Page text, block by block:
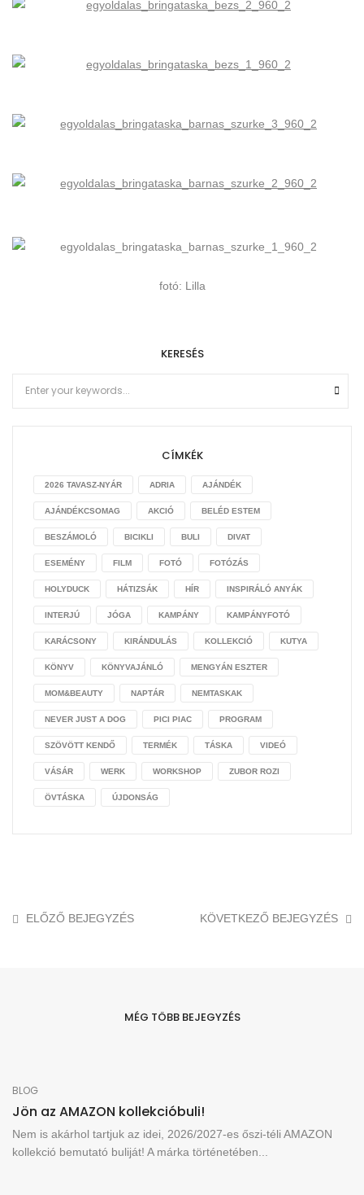
fotó: Lilla
KERESÉS
CÍMKÉK
2026 TAVASZ-NYÁR ADRIA AJÁNDÉK
AJÁNDÉKCSOMAG AKCIÓ BELÉD ESTEM
BESZÁMOLÓ BICIKLI BULI DIVAT
ESEMÉNY FILM FOTÓ FOTÓZÁS
HOLYDUCK HÁTIZSÁK HÍR INSPIRÁLÓ ANYÁK
INTERJÚ JÓGA KAMPÁNY KAMPÁNYFOTÓ
KARÁCSONY KIRÁNDULÁS KOLLEKCIÓ KUTYA
KÖNYV KÖNYVAJÁNLÓ MENGYÁN ESZTER
MOM&BEAUTY NAPTÁR NEMTASKAK
NEVER JUST A DOG PICI PIAC PROGRAM
SZÖVÖTT KENDŐ TERMÉK TÁSKA VIDEÓ
VÁSÁR WERK WORKSHOP ZUBOR ROZI
ÖVTÁSKA ÚJDONSÁG
ELŐZŐ BEJEGYZÉS KÖVETKEZŐ BEJEGYZÉS
MÉG TÖBB BEJEGYZÉS
BLOG
Jön az AMAZON kollekcióbuli!
Nem is akárhol tartjuk az idei, 2026/2027-es őszi-téli AMAZON
kollekció bemutató buliját! A márka történetében...